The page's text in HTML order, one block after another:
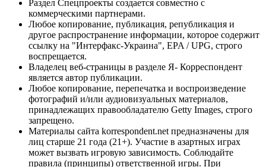
Раздел Спецпроекты создается совместно с
коммерческими партнерами.
Любое копирование, публикация, републикация и
другое распространение информации, которое содержит
ссылку на "Интерфакс-Украина", EPA / UPG, строго
воспрещается.
Владелец веб-страницы в разделе Я- Корреспондент
является автор публикации.
Любое копирование, перепечатка и воспроизведение
фотографий и/или аудиовизуальных материалов,
принадлежащих правообладателю Getty Images, строго
запрещено.
Материалы сайта korrespondent.net предназначены для
лиц старше 21 года (21+). Участие в азартных играх
может вызвать игровую зависимость. Соблюдайте
правила (принципы) ответственной игры. При